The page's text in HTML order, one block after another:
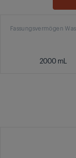
Fassungsvermögen
2000 mL